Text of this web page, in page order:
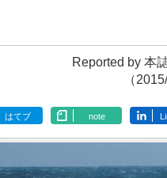
Reported by 本
（
はてブ note